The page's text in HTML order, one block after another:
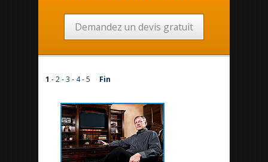
Demandez un devis gratuit
1 -2-3 - 4-5 Fin